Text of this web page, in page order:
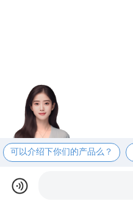
可以介绍下你们的产品么？